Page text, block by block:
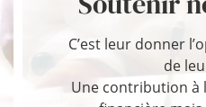
C’est leur donner
de
Une contribution à